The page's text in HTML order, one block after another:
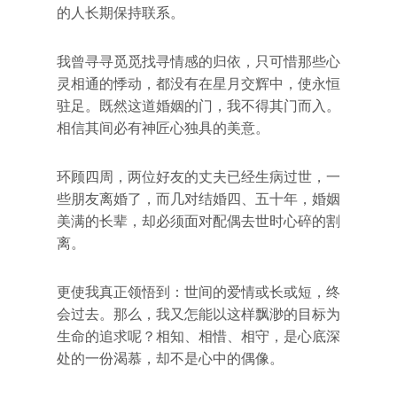
的人长期保持联系。
我曾寻寻觅觅找寻情感的归依，只可惜那些心
灵相通的悸动，都没有在星月交辉中，使永恒
驻足。既然这道婚姻的门，我不得其门而入。
相信其间必有神匠心独具的美意。
环顾四周，两位好友的丈夫已经生病过世，一
些朋友离婚了，而几对结婚四、五十年，婚姻
美满的长辈，却必须面对配偶去世时心碎的割
离。
更使我真正领悟到：世间的爱情或长或短，终
会过去。那么，我又怎能以这样飘渺的目标为
生命的追求呢？相知、相惜、相守，是心底深
处的一份渴慕，却不是心中的偶像。